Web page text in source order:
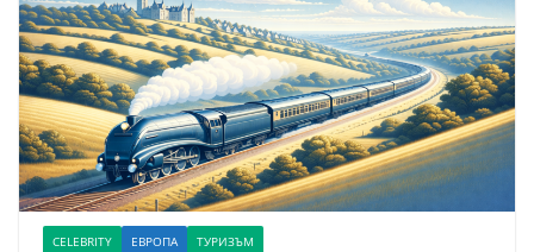
CELEBRITY ЕВРОПА ТУРИЗЪМ